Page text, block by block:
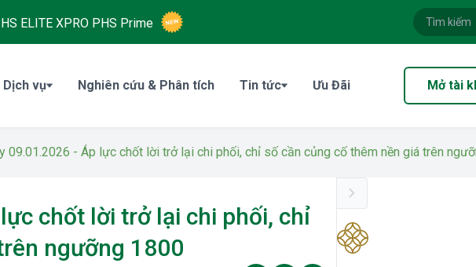
ELITE XPRO PHS Prime
Dịch vụ Nghiên cứu & Phân tích Tin tức Ưu Đãi Mở tài
09.01.2026 - Áp lực chốt lời trở lại chi phối, chỉ số cần củng cố thêm nền giá trên
chốt lời trở lại chi phối, chỉ
ngưỡng 1800